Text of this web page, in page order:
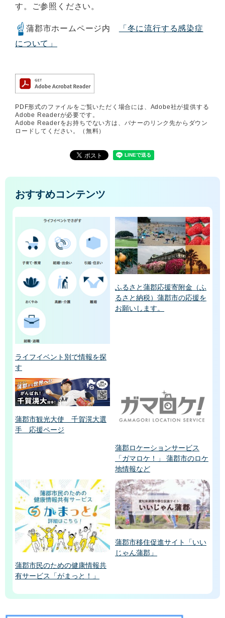
す。ご参照ください。
蒲郡市ホームページ内
「冬に流行する感染症
について」
PDF形式のファイルをご覧いただく場合には、Adobe社が提供する
Adobe Readerが必要です。
Adobe Readerをお持ちでない方は、バナーのリンク先からダウン
ロードしてください。（無料）
おすすめコンテンツ
ライフイベント別で情報を探
す
ふるさと蒲郡応援寄附金（ふ
るさと納税）蒲郡市の応援を
お願いします。
蒲郡市観光大使 千賀滉大選
手 応援ページ
蒲郡ロケーションサービス
「ガマロケ！」 蒲郡市のロケ
地情報など
蒲郡市民のための健康情報共
有サービス「がまっと！」
蒲郡市移住促進サイト「いい
じゃん蒲郡」